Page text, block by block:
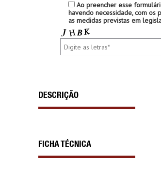
Ao preencher esse
havendo necessidade, com os
as medidas previstas em
DESCRIÇÃO
FICHA TÉCNICA